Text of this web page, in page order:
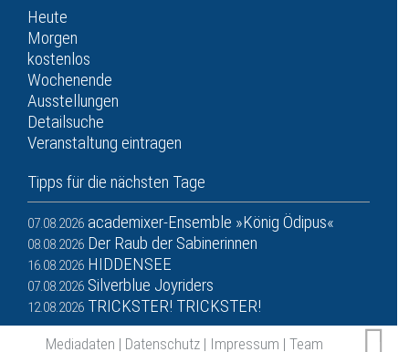
Heute
Morgen
kostenlos
Wochenende
Ausstellungen
Detailsuche
Veranstaltung eintragen
Tipps für die nächsten Tage
07.08.2026 academixer-Ensemble »König Ödipus«
08.08.2026 Der Raub der Sabinerinnen
16.08.2026 HIDDENSEE
07.08.2026 Silverblue Joyriders
12.08.2026 TRICKSTER! TRICKSTER!
Mediadaten | Datenschutz | Impressum | Team